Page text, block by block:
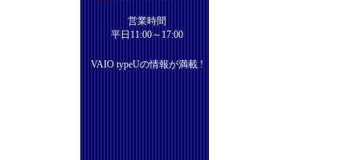
営業時間
平日11:00～17:00
VAIO typeUの情報が満載 !